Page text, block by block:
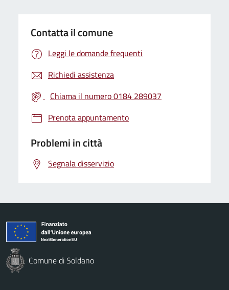
Contatta il comune
Leggi le domande frequenti
Richiedi assistenza
Chiama il numero 0184 289037
Prenota appuntamento
Problemi in città
Segnala disservizio
Comune di Soldano